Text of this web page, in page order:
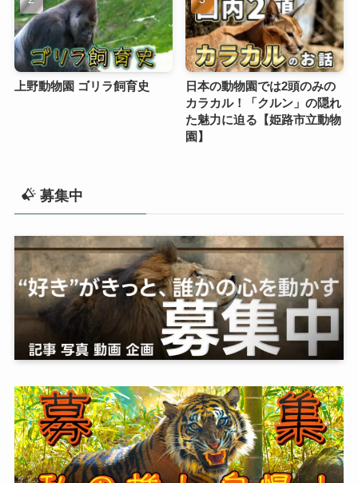
上野動物園 ゴリラ飼育史
日本の動物園では2頭のみの
カラカル！「クルン」の隠れ
た魅力に迫る【姫路市立動物
園】
募集中